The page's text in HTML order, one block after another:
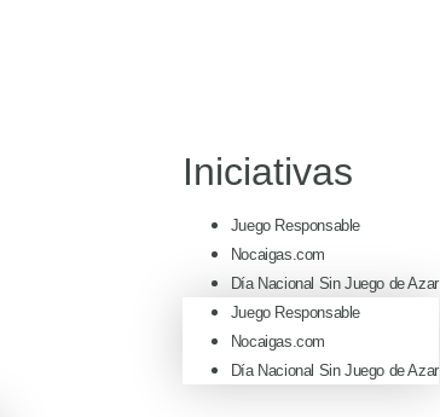
Iniciativas
Juego Responsable
Nocaigas.com
Día Nacional Sin Juego de Azar
Juego Responsable
Nocaigas.com
Día Nacional Sin Juego de Azar